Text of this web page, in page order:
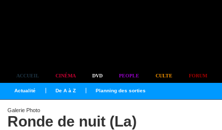
ACCUEIL CINÉMA DVD PEOPLE CULTE FORUM
Actualité De A à Z Planning des sorties
Galerie Photo
Ronde de nuit (La)